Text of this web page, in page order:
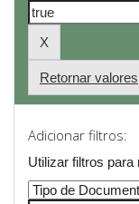
Retornar valores
Adicionar filtros:
Utilizar filtros para